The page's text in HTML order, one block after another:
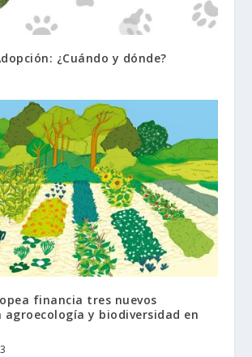
¿Cuándo y dónde?
financia tres nuevos
agroecología y biodiversidad en